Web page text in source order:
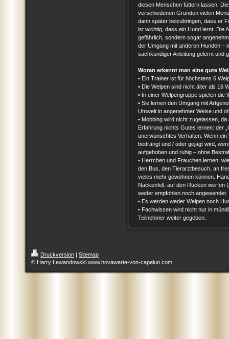
diesen Menschen füttern lassen.
verschiedenen Gründen vielen
dann später beizubringen, dass er
ist wichtig, dass ein Hund lernt: Die
gefährlich, sondern sogar
der Umgang mit anderen Hunden –
sachkundiger Anleitung gelernt und
Woran erkennt man eine gute
• Ein Trainer ist für höchstens 6
• Die Welpen sind nicht älter als 16
• In einer Welpengruppe spielen die
• Sie lernen den Umgang mit
Umwelt in angenehmer Weise und
• Mobbing wird nicht zugelassen,
Erfahrung nichts Gutes lernen: der
unerwünschtes Verhalten. Wenn
bedrängt und / oder gejagt wird,
aufgehoben und ruhig – ohne
• Herrchen und Frauchen lernen,
den Bus, den Tierarztbesuch, an
vieles mehr gewöhnen können.
Nackenfell, auf den Rücken werfen
weder empfohlen noch angewendet.
• Es werden weder Welpen noch
• Fachwissen wird nicht nur in
Teilnehmer weiter gegeben.
Druckversion | Sitemap
© Harry Lewandowski www.hovawarte-von-capelun.com